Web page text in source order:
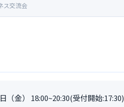
ス交流会
（金） 18:00~20:30(受付開始:17:30)